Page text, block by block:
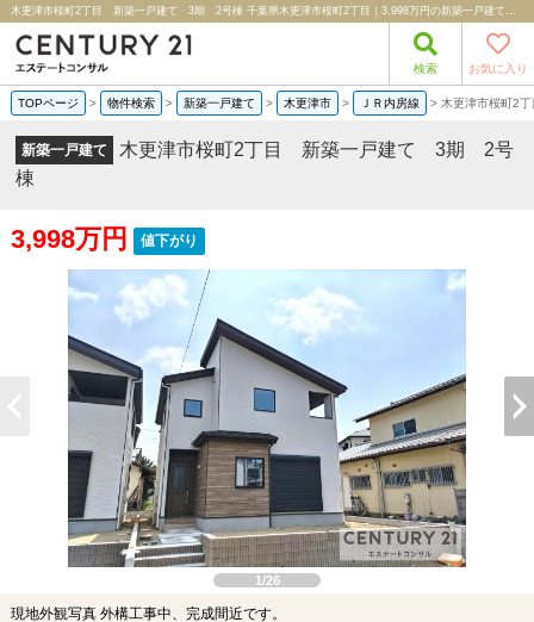
木更津市桜町2丁目 新築一戸建て 3期 2号棟 千葉県木更津市桜町2丁目｜3,998万円の新築一戸建て｜分譲住宅や新築物件｜株式会社エステートコンサル
検索 お気に入り
TOPページ > 物件検索 > 新築一戸建て > 木更津市 > ＪＲ内房線 > 木更津市桜町2
新築一戸建て
木更津市桜町2丁目 新築一戸建て 3期 2号
棟
3,998万円 値下がり
1/26
現地外観写真 外構工事中、完成間近です。